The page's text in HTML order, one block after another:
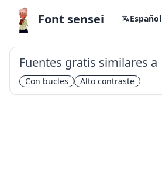
Font sensei Español
Fuentes gratis similares a
Con bucles Alto contraste